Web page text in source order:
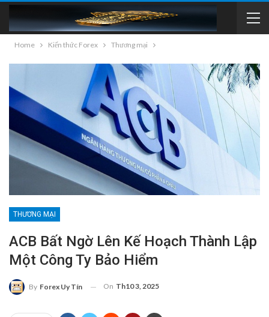
Home Kiến thức Forex Thương mại
THƯƠNG MẠI
ACB Bất Ngờ Lên Kế Hoạch Thành Lập
Một Công Ty Bảo Hiểm
By Forex Uy Tín On Th10 3, 2025